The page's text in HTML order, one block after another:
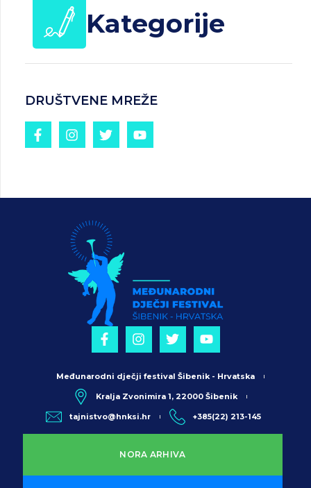
Kategorije
DRUŠTVENE MREŽE
NORA ARHIVA
Međunarodni dječji festival Šibenik - Hrvatska
Kralja Zvonimira 1, 22000 Šibenik
tajnistvo@hnksi.hr +385(22) 213-145